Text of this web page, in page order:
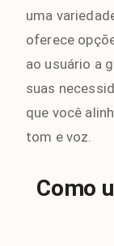
uma
oferece
ao usuário a
suas
que você
tom e voz.
Como